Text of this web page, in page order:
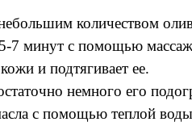
количеством
7 минут с помощью
и подтягивает ее.
немного его
с помощью теплой